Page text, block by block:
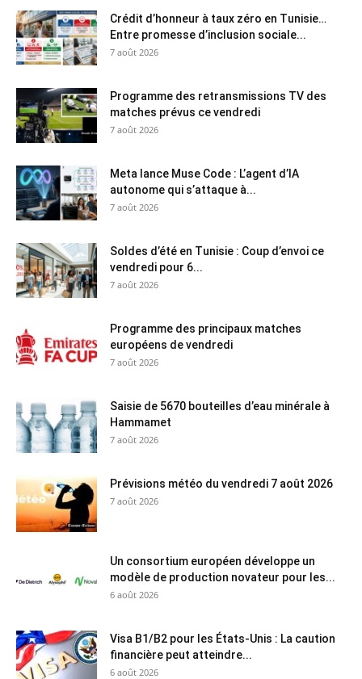
Crédit d’honneur à taux zéro en Tunisie…
Entre promesse d’inclusion sociale...
7 août 2026
Programme des retransmissions TV des
matches prévus ce vendredi
7 août 2026
Meta lance Muse Code : L’agent d’IA
autonome qui s’attaque à...
7 août 2026
Soldes d’été en Tunisie : Coup d’envoi ce
vendredi pour 6...
7 août 2026
Programme des principaux matches
européens de vendredi
7 août 2026
Saisie de 5670 bouteilles d’eau minérale à
Hammamet
7 août 2026
Prévisions météo du vendredi 7 août 2026
7 août 2026
Un consortium européen développe un
modèle de production novateur pour les...
6 août 2026
Visa B1/B2 pour les États-Unis : La caution
financière peut atteindre...
6 août 2026